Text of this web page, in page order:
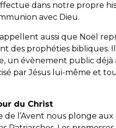
dans notre propre
avec Dieu.
aussi que Noël
des prophéties bibliques.
un évènement public déjà
par Jésus lui-même et
du Christ
l’Avent nous plonge aux